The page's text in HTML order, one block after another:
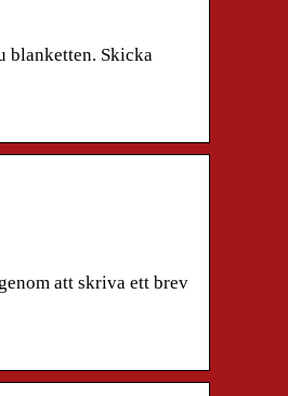
blanketten. Skicka
att skriva ett brev